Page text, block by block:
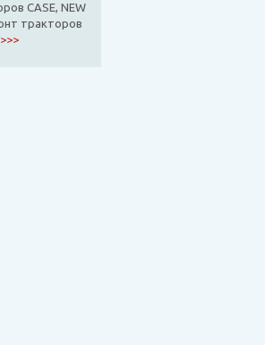
CASE, NEW
тракторов